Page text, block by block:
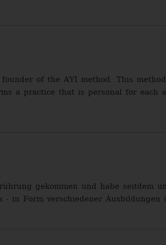
of the AYI method. This
a practice that is personal for each
gekommen und habe seitdem
in Form verschiedener